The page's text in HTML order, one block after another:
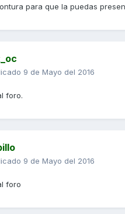
para que la puedas
9 de Mayo del 2016
foro.
9 de Mayo del 2016
foro